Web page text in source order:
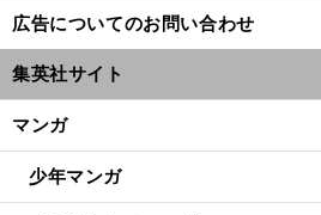
広告についてのお問い合わせ
集英社サイト
マンガ
少年マンガ